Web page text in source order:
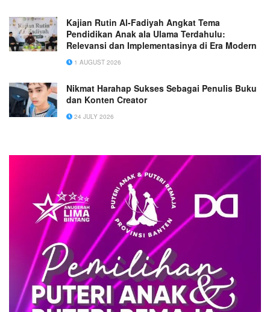
Kajian Rutin Al-Fadiyah Angkat Tema
Pendidikan Anak ala Ulama Terdahulu:
Relevansi dan Implementasinya di Era Modern
1 AUGUST 2026
Nikmat Harahap Sukses Sebagai Penulis Buku
dan Konten Creator
24 JULY 2026